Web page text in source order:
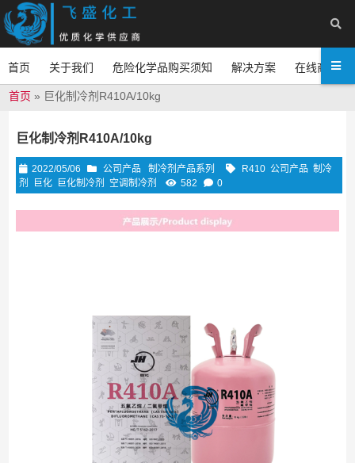
首页 关于我们 危险化学品购买须知 解决方案 在线商城
首页 » 巨化制冷剂R410A/10kg
巨化制冷剂R410A/10kg
2022/05/06 公司产品 制冷剂产品系列 R410 公司产品 制冷
剂
巨化 巨化制冷剂 空调制冷剂 582 0